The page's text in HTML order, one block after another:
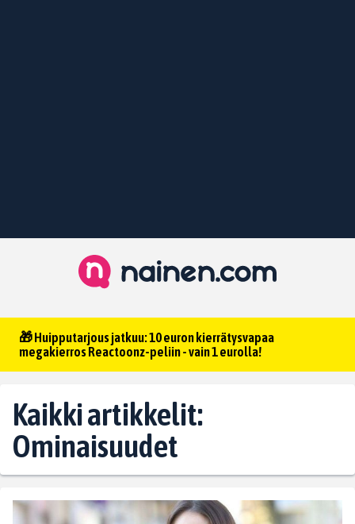
🎁 Huipputarjous jatkuu: 10 euron kierrätysvapaa
megakierros Reactoonz-peliin - vain 1 eurolla!
Kaikki artikkelit:
Ominaisuudet